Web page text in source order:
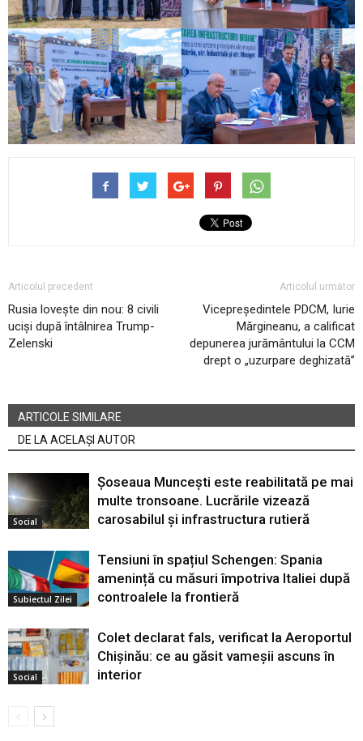
Articolul precedent
Rusia lovește din nou: 8 civili
uciși după întâlnirea Trump-
Zelenski
Articolul următor
Vicepreședintele PDCM, Iurie
Mărgineanu, a calificat
depunerea jurământului la CCM
drept o „uzurpare deghizată”
ARTICOLE SIMILARE
DE LA ACELAȘI AUTOR
Social
Șoseaua Muncești este reabilitată pe mai
multe tronsoane. Lucrările vizează
carosabilul și infrastructura rutieră
Subiectul Zilei
Tensiuni în spațiul Schengen: Spania
amenință cu măsuri împotriva Italiei după
controalele la frontieră
Social
Colet declarat fals, verificat la Aeroportul
Chișinău: ce au găsit vameșii ascuns în
interior